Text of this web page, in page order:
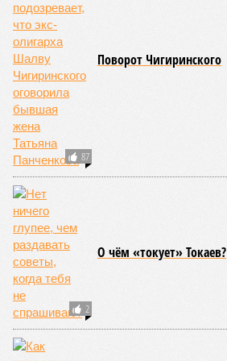
87
Поворот Чигиринского
2
О чём «токует» Токаев?